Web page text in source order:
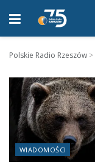
Polskie Radio Rzeszów >
WIADOMOŚCI